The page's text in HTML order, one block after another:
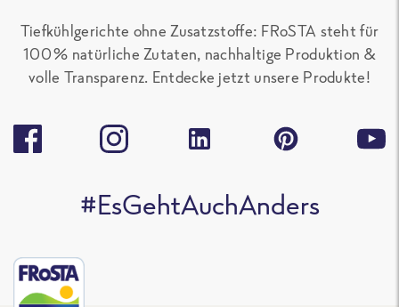
Tiefkühlgerichte ohne Zusatzstoffe: FRoSTA steht für
100 % natürliche Zutaten, nachhaltige Produktion &
volle Transparenz. Entdecke jetzt unsere Produkte!
#EsGehtAuchAnders